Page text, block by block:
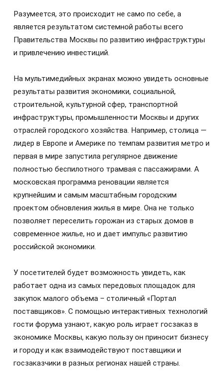
Разумеется, это происходит не само по себе, а
является результатом системной работы всего
Правительства Москвы по развитию инфраструктуры
и привлечению инвестиций.
На мультимедийных экранах можно увидеть основные
результаты развития экономики, социальной,
строительной, культурной сфер, транспортной
инфраструктуры, промышленности Москвы и других
отраслей городского хозяйства. Например, столица —
лидер в Европе и Америке по темпам развития метро и
первая в мире запустила регулярное движение
полностью беспилотного трамвая с пассажирами. А
московская программа реновации является
крупнейшим и самым масштабным городским
проектом обновления жилья в мире. Она не только
позволяет переселить горожан из старых домов в
современное жилье, но и дает импульс развитию
российской экономики.
У посетителей будет возможность увидеть, как
работает одна из самых передовых площадок для
закупок малого объема – столичный «Портал
поставщиков». С помощью интерактивных технологий
гости форума узнают, какую роль играет госзаказ в
экономике Москвы, какую пользу он приносит бизнесу
и городу и как взаимодействуют поставщики и
госзаказчики в разных регионах нашей страны.